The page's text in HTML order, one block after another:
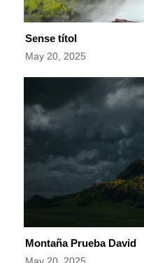
Sense títol
May 20, 2025
Montaña Prueba David
May 20, 2025